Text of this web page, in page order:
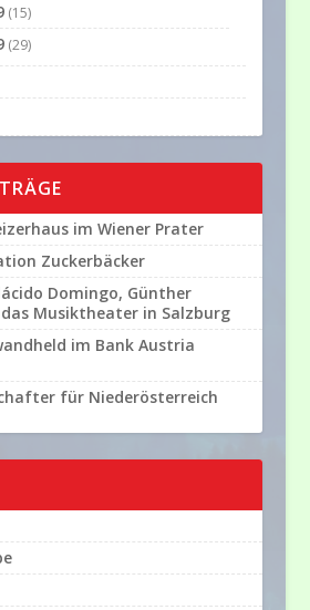
(15)
(29)
im Wiener Prater
Zuckerbäcker
Domingo, Günther
Musiktheater in Salzburg
im Bank Austria
für Niederösterreich